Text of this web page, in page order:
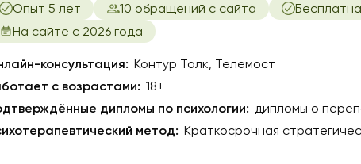
Опыт 5 лет 10 обращений с сайта
На сайте с 2026 года
консультация: Контур Толк, Телемост
с возрастами: 18+
дипломы по психологии: дипломы о
метод: Краткосрочная